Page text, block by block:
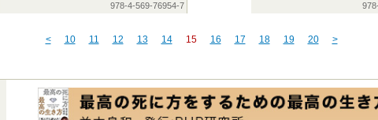
978-4-569-76954-7
< 10 11 12 13 14 15 16 17 18 19 20 >